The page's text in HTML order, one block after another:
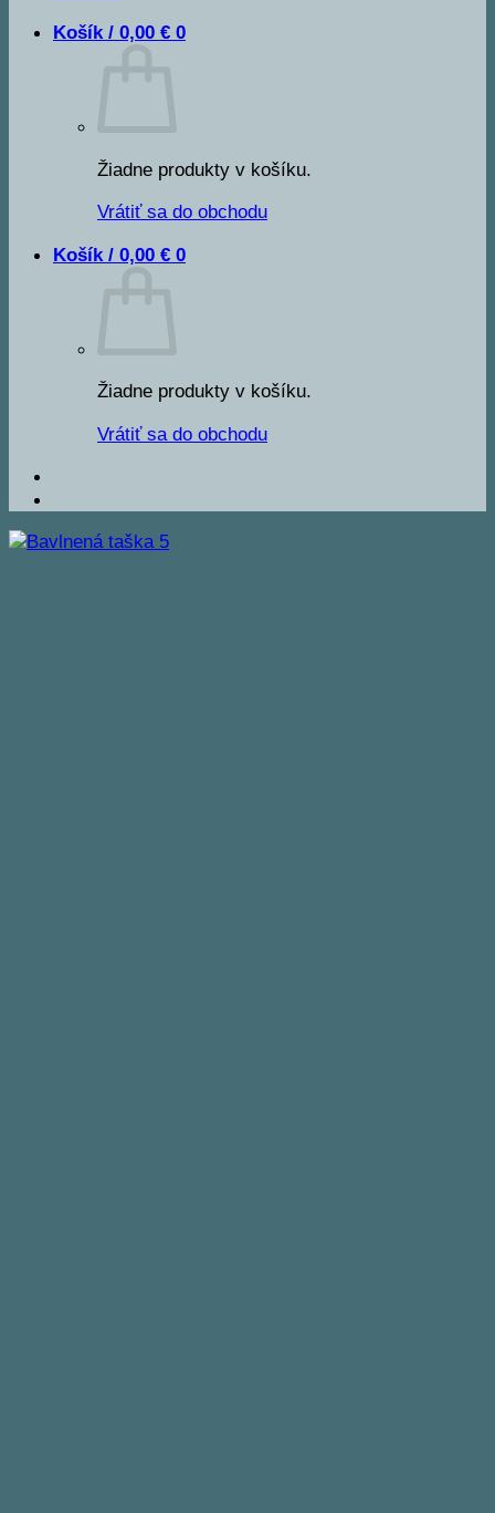
Košík / 0,00 € 0
Žiadne produkty v košíku.
Vrátiť sa do obchodu
Košík / 0,00 € 0
Žiadne produkty v košíku.
Vrátiť sa do obchodu